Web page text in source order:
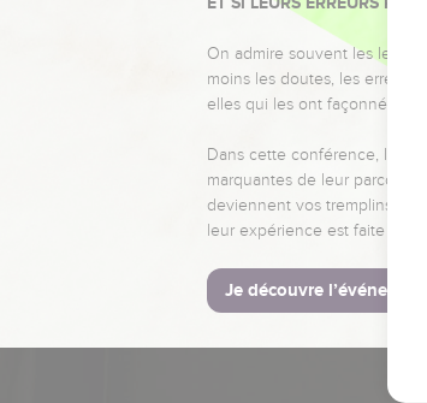
On admire souvent les
moins les doutes, les erreurs
elles qui les ont façonnés.
Dans cette conférence,
marquantes de leur parcours
deviennent vos tremplins.
leur expérience est faite pour
Je découvre l’événement